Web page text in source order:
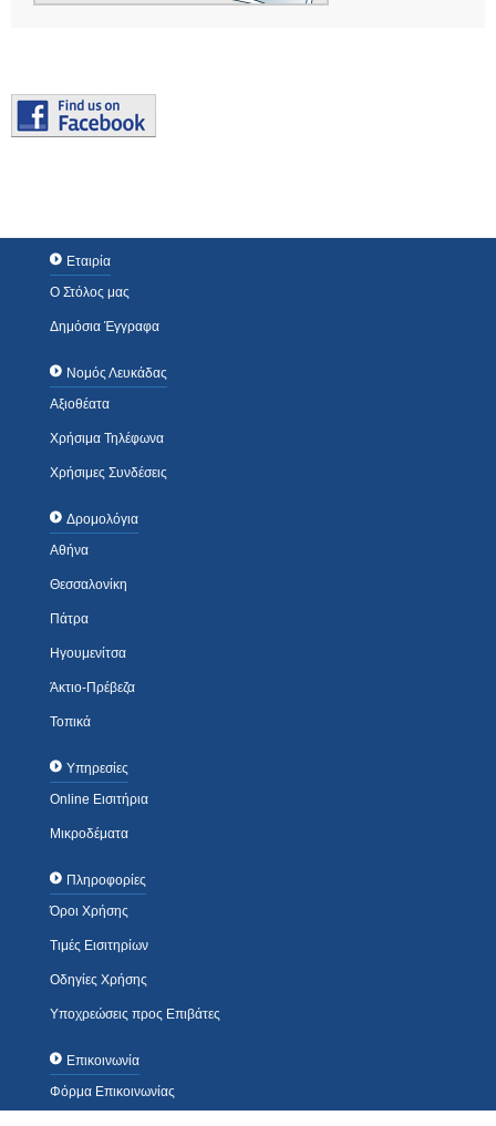
Εταιρία
Ο Στόλος μας
Δημόσια Έγγραφα
Νομός Λευκάδας
Αξιοθέατα
Χρήσιμα Τηλέφωνα
Χρήσιμες Συνδέσεις
Δρομολόγια
Αθήνα
Θεσσαλονίκη
Πάτρα
Ηγουμενίτσα
Άκτιο-Πρέβεζα
Τοπικά
Υπηρεσίες
Online Εισιτήρια
Μικροδέματα
Πληροφορίες
Όροι Χρήσης
Τιμές Εισιτηρίων
Οδηγίες Χρήσης
Υποχρεώσεις προς Επιβάτες
Επικοινωνία
Φόρμα Επικοινωνίας